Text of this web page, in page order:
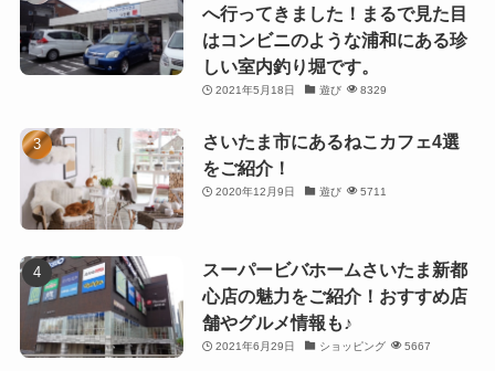
へ行ってきました！まるで見た目
はコンビニのような浦和にある珍
しい室内釣り堀です。
2021年5月18日 遊び 8329
さいたま市にあるねこカフェ4選
をご紹介！
2020年12月9日 遊び 5711
スーパービバホームさいたま新都
心店の魅力をご紹介！おすすめ店
舗やグルメ情報も♪
2021年6月29日 ショッピング 5667